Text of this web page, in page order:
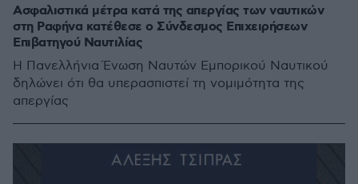
Ασφαλιστικά μέτρα κατά της απεργίας των ναυτικών
στη Ραφήνα κατέθεσε ο Σύνδεσμος Επιχειρήσεων
Επιβατηγού Ναυτιλίας
Η Πανελλήνια Ένωση Ναυτών Εμπορικού Ναυτικού
δηλώνει ότι θα υπερασπιστεί τη νομιμότητα της
απεργίας